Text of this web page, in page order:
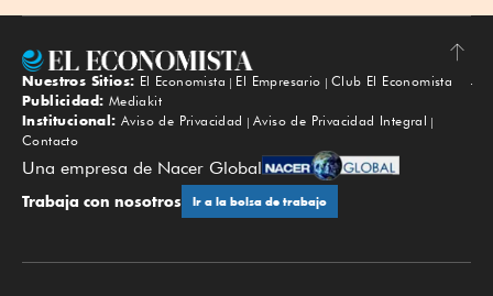
Subir
Nuestros Sitios: El Economista El Empresario
Club El Economista
Publicidad: Mediakit
Institucional: Aviso de Privacidad
Aviso de Privacidad Integral
Contacto
Una empresa de Nacer Global
Trabaja con nosotros Ir a la bolsa de trabajo